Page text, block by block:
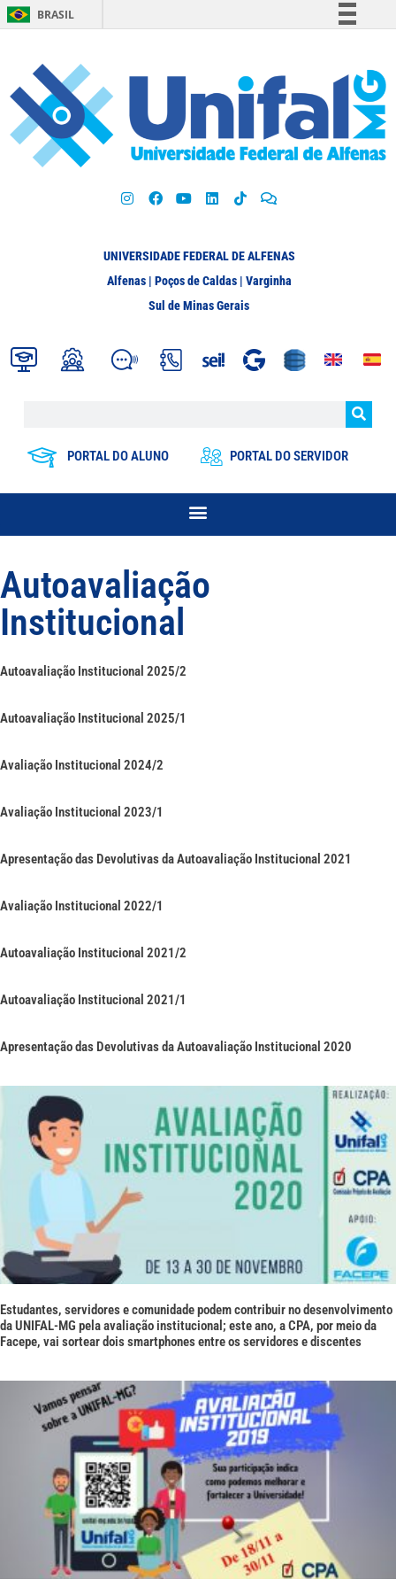
BRASIL
Participe
Acesso à informação
Legislação
UNIVERSIDADE FEDERAL DE ALFENAS
Alfenas | Poços de Caldas | Varginha
Sul de Minas Gerais
PORTAL DO ALUNO PORTAL DO SERVIDOR
Autoavaliação
Institucional
Autoavaliação Institucional 2025/2
Autoavaliação Institucional 2025/1
Avaliação Institucional 2024/2
Avaliação Institucional 2023/1
Apresentação das Devolutivas da Autoavaliação Institucional 2021
Avaliação Institucional 2022/1
Autoavaliação Institucional 2021/2
Autoavaliação Institucional 2021/1
Apresentação das Devolutivas da Autoavaliação Institucional 2020
Estudantes, servidores e comunidade podem contribuir no desenvolvimento
da UNIFAL-MG pela avaliação institucional; este ano, a CPA, por meio da
Facepe, vai sortear dois smartphones entre os servidores e discentes